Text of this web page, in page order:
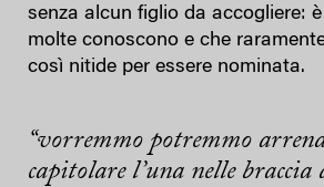
senza alcun figlio da accogliere:
molte conoscono e che
così nitide per essere nominata.
“vorremmo potremmo
capitolare l’una nelle braccia